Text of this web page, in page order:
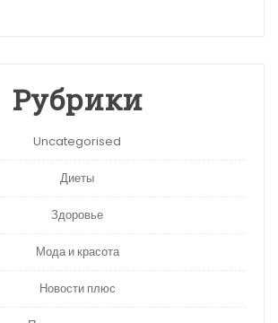
Рубрики
Uncategorised
Диеты
Здоровье
Мода и красота
Новости плюс